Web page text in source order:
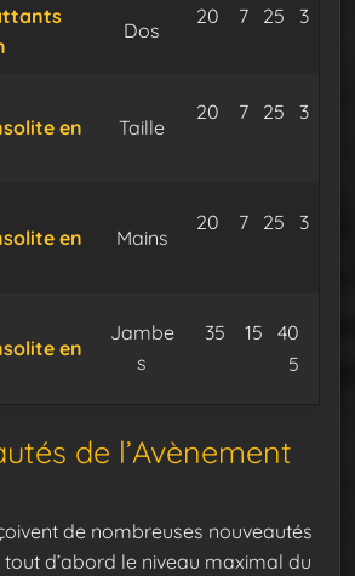
Dos
20 Tissemer doré
7 Satin des
25 Fil de
3
en
Taille
20 Tissemer doré
7 Satin des
25 Fil de
3
en
Mains
20 Tissemer doré
7 Satin des
25 Fil de
3
en
Jambe
s
35 Tissemer
15 Satin
40
5
de l’Avènement
de nombreuses nouveautés
tout d’abord le niveau maximal du